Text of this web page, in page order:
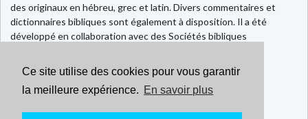
Ce site utilise des cookies pour vous garantir
la meilleure expérience. En savoir plus
des originaux en hébreu, grec et latin. Divers commentaires et
dictionnaires bibliques sont également à disposition. Il a été
développé en collaboration avec des Sociétés bibliques
Faire un don
Contact